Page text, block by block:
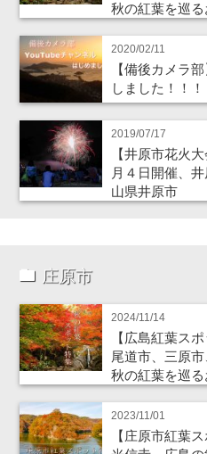
秋の紅葉を巡る
2020/02/11
【備後カメラ
しました！！！
2019/07/17
【井原市花火
月４日開催、
山県井原市
庄原市
2024/11/14
【広島紅葉ス
尾道市、三原
秋の紅葉を巡る
2023/11/01
【庄原市紅葉